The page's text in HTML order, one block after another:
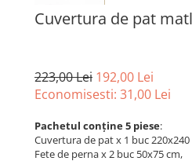
Cuvertura de pat
223,00 Lei 192,00 Lei
Economisesti: 31,00 Lei
Pachetul conține 5 piese:
Cuvertura de pat x 1 buc 220x240
Fete de perna x 2 buc 50x75 cm,